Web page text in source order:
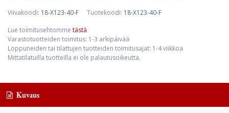
Viivakoodi: 18-X123-40-F Tuotekoodi: 18-X123-40-F
Lue toimitusehtomme tästä
Varastotuotteiden toimitus: 1-3 arkipäivää
Loppuneiden tai tilattujen tuotteiden toimitusajat: 1-4 viikkoa
Mittatilatuilla tuotteilla ei ole palautusoikeutta.
Kuvaus